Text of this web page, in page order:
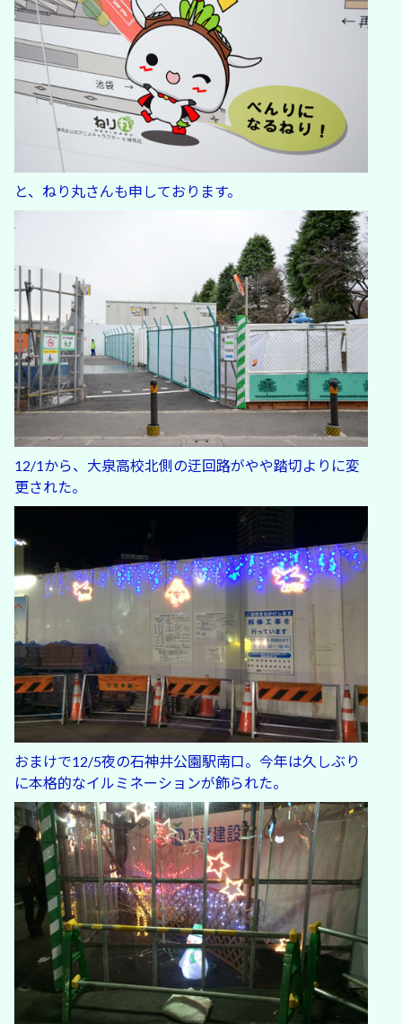
と、ねり丸さんも申しております。
12/1から、大泉高校北側の迂回路がやや踏切よりに変
更された。
おまけで12/5夜の石神井公園駅南口。今年は久しぶり
に本格的なイルミネーションが飾られた。